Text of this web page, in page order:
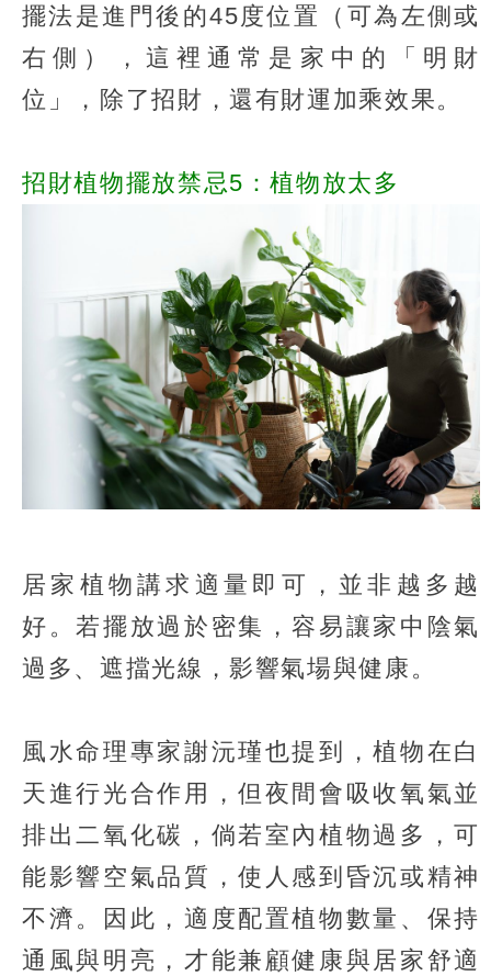
擺法是進門後的45度位置（可為左側或
右側），這裡通常是家中的「明財
位」，除了招財，還有財運加乘效果。
招財植物擺放禁忌5：植物放太多
居家植物講求適量即可，並非越多越
好。若擺放過於密集，容易讓家中陰氣
過多、遮擋光線，影響氣場與健康。
風水命理專家謝沅瑾也提到，植物在白
天進行光合作用，但夜間會吸收氧氣並
排出二氧化碳，倘若室內植物過多，可
能影響空氣品質，使人感到昏沉或精神
不濟。因此，適度配置植物數量、保持
通風與明亮，才能兼顧健康與居家舒適